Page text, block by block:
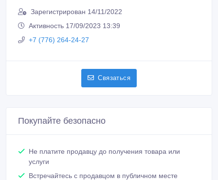
Зарегистрирован 14/11/2022
Активность 17/09/2023 13:39
+7 (776) 264-24-27
Связаться
Покупайте безопасно
Не платите продавцу до получения товара или
услуги
Встречайтесь с продавцом в публичном месте